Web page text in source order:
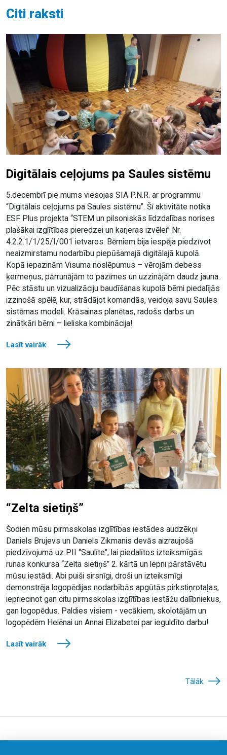
Citi raksti
Digitālais ceļojums pa Saules sistēmu
5.decembrī pie mums viesojas SIA P.N.R. ar programmu
“Digitālais ceļojums pa Saules sistēmu”. Šī aktivitāte notika
ESF Plus projekta “STEM un pilsoniskās līdzdalības norises
plašākai izglītības pieredzei un karjeras izvēlei” Nr.
4.2.2.1/1/25/I/001 ietvaros. Bērniem bija iespēja piedzīvot
neaizmirstamu nodarbību piepūšamajā digitālajā kupolā.
Kopā iepazinām Visuma noslēpumus – vērojām debess
ķermeņus, pārrunājām to pazīmes un uzzinājām daudz jauna.
Pēc stāstu un vizualizāciju baudīšanas kupolā bērni piedalījās
izzinošā spēlē, kur, strādājot komandās, veidoja savu Saules
sistēmas modeli. Krāsainas planētas, radošs darbs un
zinātkāri bērni – lieliska kombinācija!
Lasīt vairāk
“Zelta sietiņš”
Šodien mūsu pirmsskolas izglītības iestādes audzēkņi
Daniels Brujevs un Daniels Zikmanis devās aizraujošā
piedzīvojumā uz PII “Saulīte”, lai piedalītos izteiksmīgās
runas konkursa “Zelta sietiņš” 2. kārtā un lepni pārstāvētu
mūsu iestādi. Abi puiši sirsnīgi, droši un izteiksmīgi
demonstrēja logopēdijas nodarbībās apgūtās pirkstiņrotaļas,
iepriecinot gan citu pirmsskolas izglītības iestāžu dalībniekus,
gan logopēdus. Paldies visiem - vecākiem, skolotājām un
logopēdēm Helēnai un Annai Elizabetei par ieguldīto darbu!
Lasīt vairāk
Tālāk